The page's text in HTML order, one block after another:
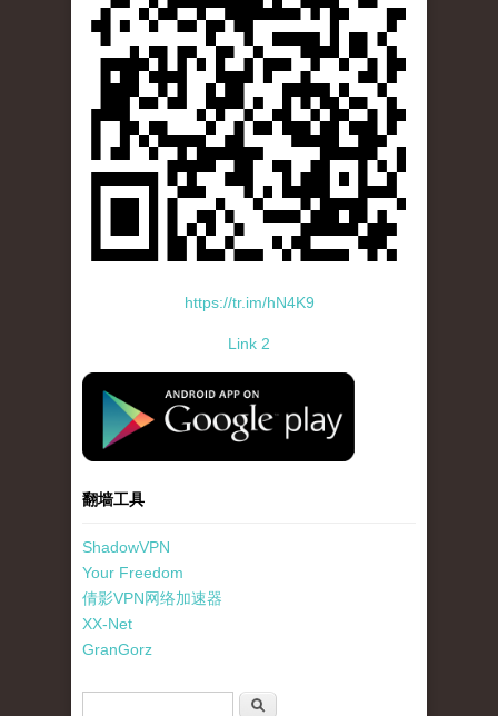
https://tr.im/hN4K9
Link 2
standard-icon-googleplay-app-store.png
翻墙工具
ShadowVPN
Your Freedom
倩影VPN网络加速器
XX-Net
GranGorz
搜索